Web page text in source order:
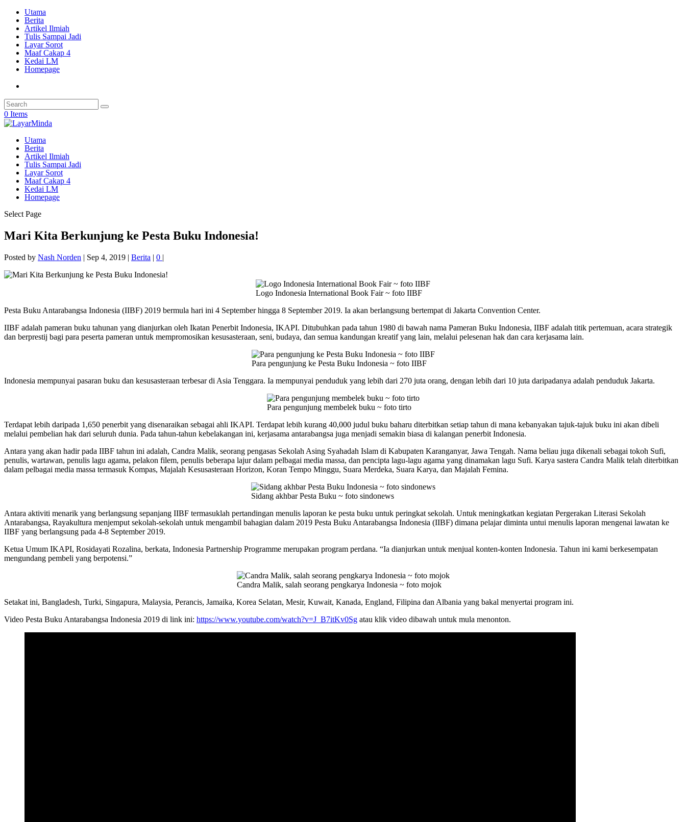
Utama
Berita
Artikel Ilmiah
Tulis Sampai Jadi
Layar Sorot
Maaf Cakap 4
Kedai LM
Homepage
0 Items
Utama
Berita
Artikel Ilmiah
Tulis Sampai Jadi
Layar Sorot
Maaf Cakap 4
Kedai LM
Homepage
Select Page
Mari Kita Berkunjung ke Pesta Buku Indonesia!
Posted by Nash Norden | Sep 4, 2019 | Berita | 0 |
Logo Indonesia International Book Fair ~ foto IIBF
Pesta Buku Antarabangsa Indonesia (IIBF) 2019 bermula hari ini 4 September hingga 8 September 2019. Ia akan berlangsung bertempat di Jakarta Convention Center.
IIBF adalah pameran buku tahunan yang dianjurkan oleh Ikatan Penerbit Indonesia, IKAPI. Ditubuhkan pada tahun 1980 di bawah nama Pameran Buku Indonesia, IIBF adalah titik pertemuan, acara strategik
dan berprestij bagi para peserta pameran untuk mempromosikan kesusasteraan, seni, budaya, dan semua kandungan kreatif yang lain, melalui pelesenan hak dan cara kerjasama lain.
Para pengunjung ke Pesta Buku Indonesia ~ foto IIBF
Indonesia mempunyai pasaran buku dan kesusasteraan terbesar di Asia Tenggara. Ia mempunyai penduduk yang lebih dari 270 juta orang, dengan lebih dari 10 juta daripadanya adalah penduduk Jakarta.
Para pengunjung membelek buku ~ foto tirto
Terdapat lebih daripada 1,650 penerbit yang disenaraikan sebagai ahli IKAPI. Terdapat lebih kurang 40,000 judul buku baharu diterbitkan setiap tahun di mana kebanyakan tajuk-tajuk buku ini akan dibeli
melalui pembelian hak dari seluruh dunia. Pada tahun-tahun kebelakangan ini, kerjasama antarabangsa juga menjadi semakin biasa di kalangan penerbit Indonesia.
Antara yang akan hadir pada IIBF tahun ini adalah, Candra Malik, seorang pengasas Sekolah Asing Syahadah Islam di Kabupaten Karanganyar, Jawa Tengah. Nama beliau juga dikenali sebagai tokoh Sufi,
penulis, wartawan, penulis lagu agama, pelakon filem, penulis beberapa lajur dalam pelbagai media massa, dan pencipta lagu-lagu agama yang dinamakan lagu Sufi. Karya sastera Candra Malik telah diterbitkan
dalam pelbagai media massa termasuk Kompas, Majalah Kesusasteraan Horizon, Koran Tempo Minggu, Suara Merdeka, Suara Karya, dan Majalah Femina.
Sidang akhbar Pesta Buku ~ foto sindonews
Antara aktiviti menarik yang berlangsung sepanjang IIBF termasuklah pertandingan menulis laporan ke pesta buku untuk peringkat sekolah. Untuk meningkatkan kegiatan Pergerakan Literasi Sekolah
Antarabangsa, Rayakultura menjemput sekolah-sekolah untuk mengambil bahagian dalam 2019 Pesta Buku Antarabangsa Indonesia (IIBF) dimana pelajar diminta untui menulis laporan mengenai lawatan ke
IIBF yang berlangsung pada 4-8 September 2019.
Ketua Umum IKAPI, Rosidayati Rozalina, berkata, Indonesia Partnership Programme merupakan program perdana. “Ia dianjurkan untuk menjual konten-konten Indonesia. Tahun ini kami berkesempatan
mengundang pembeli yang berpotensi.”
Candra Malik, salah seorang pengkarya Indonesia ~ foto mojok
Setakat ini, Bangladesh, Turki, Singapura, Malaysia, Perancis, Jamaika, Korea Selatan, Mesir, Kuwait, Kanada, England, Filipina dan Albania yang bakal menyertai program ini.
Video Pesta Buku Antarabangsa Indonesia 2019 di link ini: https://www.youtube.com/watch?v=J_B7itKv0Sg atau klik video dibawah untuk mula menonton.